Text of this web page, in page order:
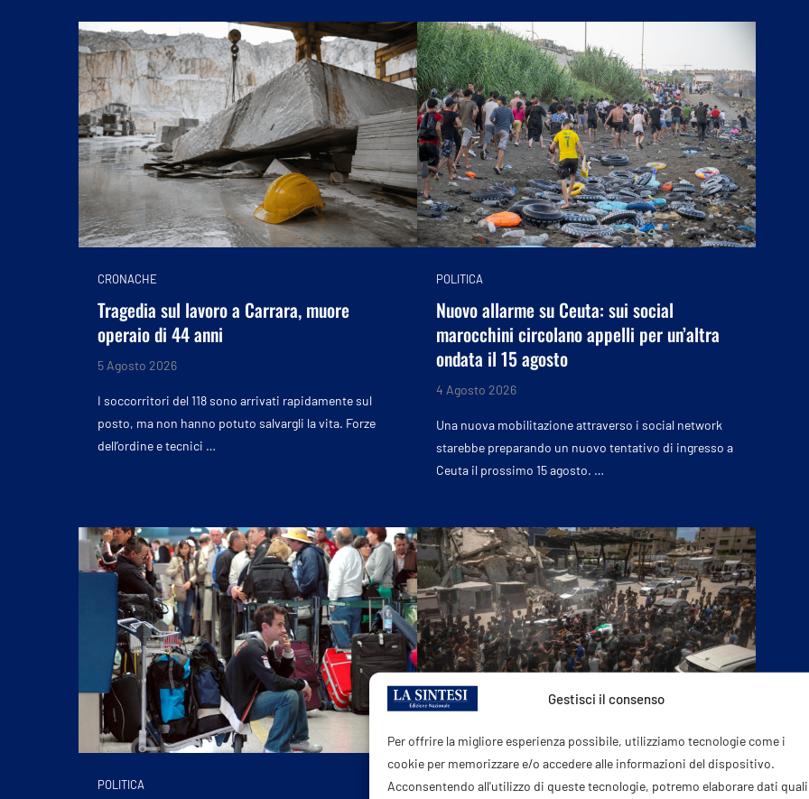
Gestisci il consenso
Per offrire la migliore esperienza possibile, utilizziamo tecnologie come i
cookie per memorizzare e/o accedere alle informazioni del dispositivo.
Acconsentendo all'utilizzo di queste tecnologie, potremo elaborare dati
CRONACHE
Tragedia sul lavoro a Carrara, muore
operaio di 44 anni
5 Agosto 2026
I soccorritori del 118 sono arrivati rapidamente sul
posto, ma non hanno potuto salvargli la vita. Forze
dell’ordine e tecnici …
POLITICA
Nuovo allarme su Ceuta: sui social
marocchini circolano appelli per un’altra
ondata il 15 agosto
4 Agosto 2026
Una nuova mobilitazione attraverso i social network
starebbe preparando un nuovo tentativo di ingresso a
Ceuta il prossimo 15 agosto. …
POLITICA ESTERI & GEOPOLITICA